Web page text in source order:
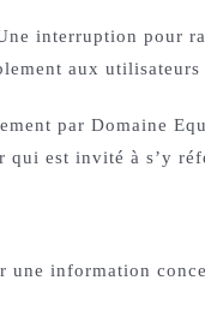
interruption pour
aux
par Domaine
est invité à s’y
information